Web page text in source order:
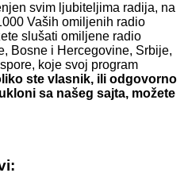
svim ljubiteljima radija, na
Vaših omiljenih radio
slušati omiljene radio
Bosne i Hercegovine, Srbije,
koje svoj program
ste vlasnik, ili odgovorno
sa našeg sajta, možete